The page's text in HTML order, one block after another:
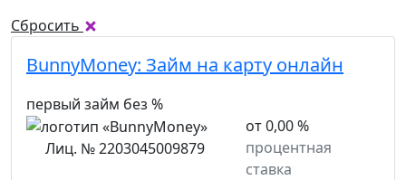
Сбросить
BunnyMoney: Займ на карту онлайн
первый займ без %
Лиц. № 2203045009879
от 0,00 %
процентная
ставка